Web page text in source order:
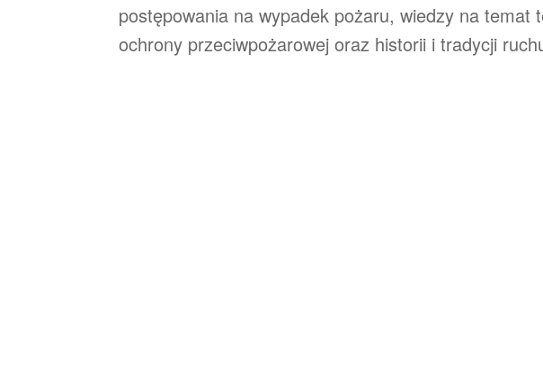
postępowania na wypadek pożaru, wiedzy na temat
ochrony przeciwpożarowej oraz historii i tradycji